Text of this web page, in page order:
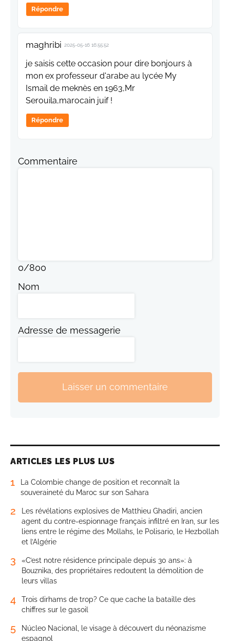
Répondre
maghribi 2025-05-16 16:55:52
je saisis cette occasion pour dire bonjours à
mon ex professeur d'arabe au lycée My
Ismail de meknès en 1963,Mr
Serouila,marocain juif !
Répondre
Commentaire
0/800
Nom
Adresse de messagerie
Laisser un commentaire
ARTICLES LES PLUS LUS
1
La Colombie change de position et reconnaît la
souveraineté du Maroc sur son Sahara
2
Les révélations explosives de Matthieu Ghadiri, ancien
agent du contre-espionnage français infiltré en Iran, sur les
liens entre le régime des Mollahs, le Polisario, le Hezbollah
et l’Algérie
3
«C’est notre résidence principale depuis 30 ans»: à
Bouznika, des propriétaires redoutent la démolition de
leurs villas
4
Trois dirhams de trop? Ce que cache la bataille des
chiffres sur le gasoil
5
Núcleo Nacional, le visage à découvert du néonazisme
espagnol